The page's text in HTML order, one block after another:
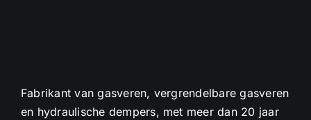
Fabrikant van gasveren, vergrendelbare gasveren
en hydraulische dempers, met meer dan 20 jaar